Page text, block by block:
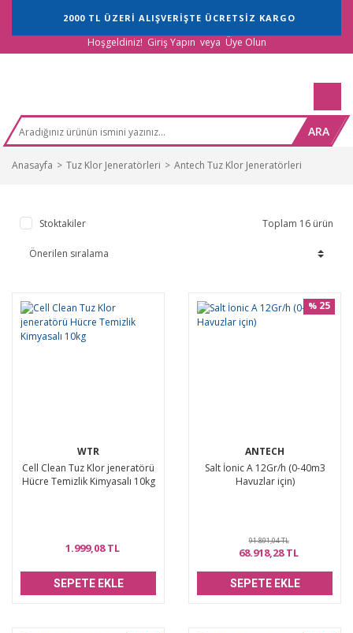
2000 TL ÜZERİ ALIŞVERİŞTE ÜCRETSİZ KARGO
Hoşgeldiniz! Giriş Yapın veya Üye Olun
ARA
Anasayfa Tuz Klor Jeneratörleri Antech Tuz Klor Jeneratörleri
Stoktakiler Toplam 16 ürün
WTR
Cell Clean Tuz Klor jeneratörü
Hücre Temizlik Kimyasalı 10kg
1.999,08 TL
SEPETE EKLE
ANTECH
Salt İonic A 12Gr/h (0-40m3
Havuzlar için)
% 25
91.891,04 TL
68.918,28 TL
SEPETE EKLE